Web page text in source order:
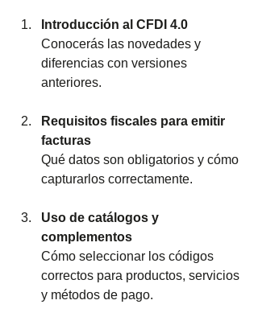
Introducción al CFDI 4.0
Conocerás las novedades y
diferencias con versiones
anteriores.
Requisitos fiscales para emitir
facturas
Qué datos son obligatorios y cómo
capturarlos correctamente.
Uso de catálogos y
complementos
Cómo seleccionar los códigos
correctos para productos, servicios
y métodos de pago.